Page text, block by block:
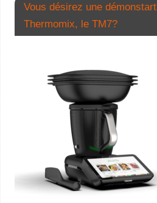
Vous désirez une
Thermomix, le TM7?